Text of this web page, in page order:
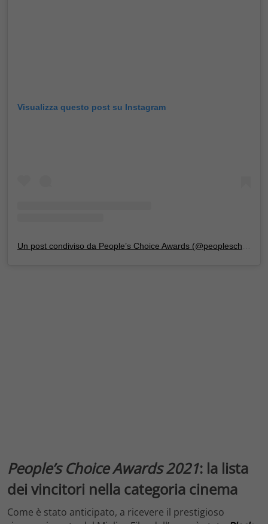
Visualizza questo post su Instagram
People’s Choice Awards 2021: la lista
dei vincitori nella categoria cinema
Come è stato anticipato, a ricevere il prestigioso